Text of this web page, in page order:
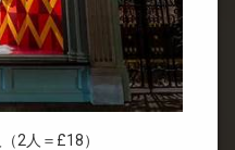
2人＝£18）